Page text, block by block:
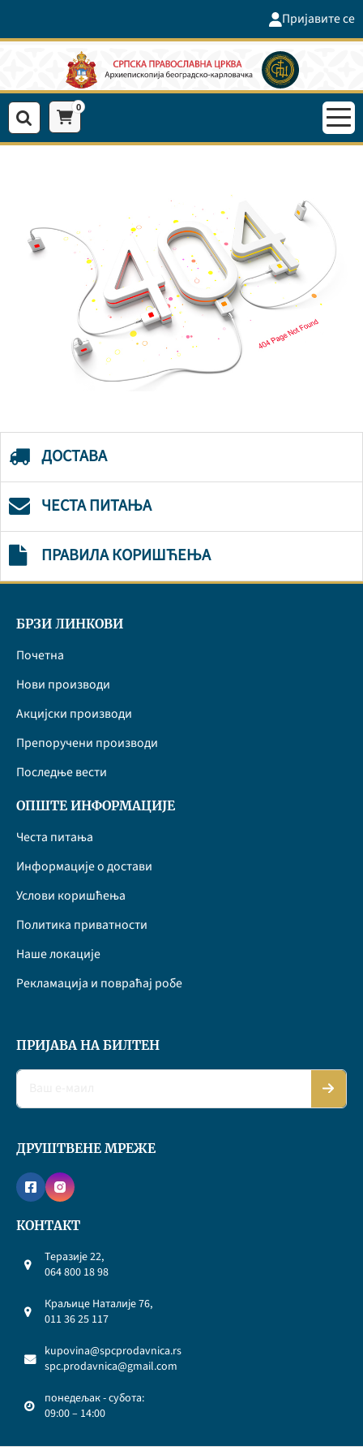
Пријавите се
0
ДОСТАВА
ЧЕСТА ПИТАЊА
ПРАВИЛА КОРИШЋЕЊА
БРЗИ ЛИНКОВИ
Почетна
Нови производи
Акцијски производи
Препоручени производи
Последње вести
ОПШТЕ ИНФОРМАЦИЈЕ
Честа питања
Информације о достави
Услови коришћења
Политика приватности
Наше локације
Рекламација и повраћај робе
ПРИЈАВА НА БИЛТЕН
ДРУШТВЕНЕ МРЕЖЕ
КОНТАКТ
Теразије 22,
064 800 18 98
Краљице Наталије 76,
011 36 25 117
kupovina@spcprodavnica.rs
spc.prodavnica@gmail.com
понедељак - субота:
09:00 – 14:00